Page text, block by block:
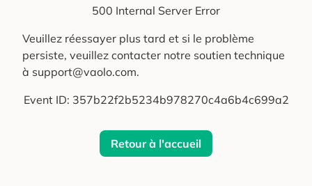
500 Internal Server Error
Veuillez réessayer plus tard et si le problème
persiste, veuillez contacter notre soutien technique
à support@vaolo.com.
Event ID: 357b22f2b5234b978270c4a6b4c699a2
Retour à l'accueil